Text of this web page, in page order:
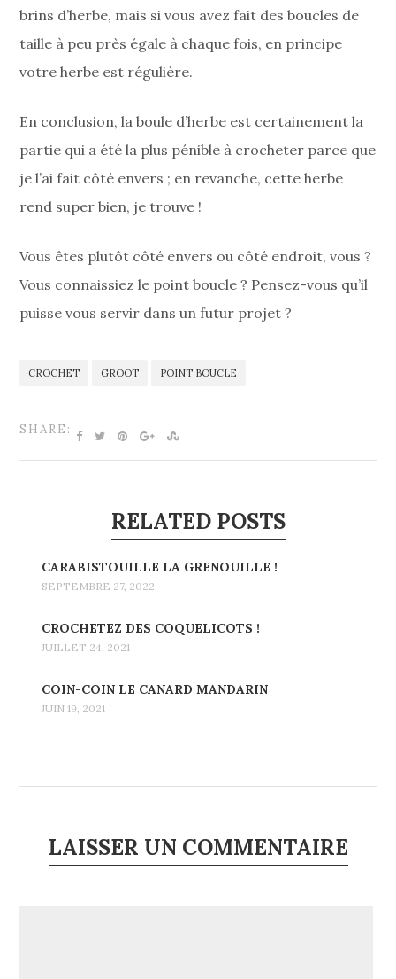
brins d’herbe, mais si vous avez fait des boucles de
taille à peu près égale à chaque fois, en principe
votre herbe est régulière.
En conclusion, la boule d’herbe est certainement la
partie qui a été la plus pénible à crocheter parce que
je l’ai fait côté envers ; en revanche, cette herbe
rend super bien, je trouve !
Vous êtes plutôt côté envers ou côté endroit, vous ?
Vous connaissiez le point boucle ? Pensez-vous qu’il
puisse vous servir dans un futur projet ?
CROCHET GROOT POINT BOUCLE
SHARE:
RELATED POSTS
CARABISTOUILLE LA GRENOUILLE !
SEPTEMBRE 27, 2022
CROCHETEZ DES COQUELICOTS !
JUILLET 24, 2021
COIN-COIN LE CANARD MANDARIN
JUIN 19, 2021
LAISSER UN COMMENTAIRE